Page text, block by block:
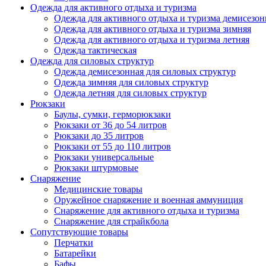
Одежда для активного отдыха и туризма
Одежда для активного отдыха и туризма
Одежда для активного отдыха и туризма зимняя
Одежда для активного отдыха и туризма летняя
Одежда тактическая
Одежда для силовых структур
Одежда демисезонная для силовых структур
Одежда зимняя для силовых структур
Одежда летняя для силовых структур
Рюкзаки
Баулы, сумки, герморюкзаки
Рюкзаки от 36 до 54 литров
Рюкзаки до 35 литров
Рюкзаки от 55 до 110 литров
Рюкзаки универсальные
Рюкзаки штурмовые
Снаряжение
Медицинские товары
Оружейное снаряжение и военная аммуниция
Снаряжение для активного отдыха и туризма
Снаряжение для страйкбола
Сопутствующие товары
Перчатки
Батарейки
Бафы